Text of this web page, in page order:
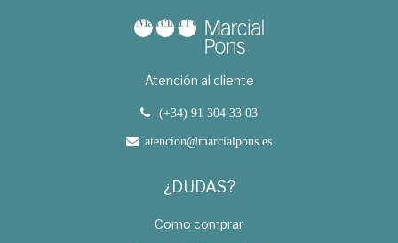
Atención al cliente
(+34) 91 304 33 03
atencion@marcialpons.es
¿DUDAS?
Como comprar